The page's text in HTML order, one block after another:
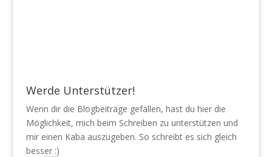
Werde Unterstützer!
Wenn dir die Blogbeiträge gefallen, hast du hier die
Möglichkeit, mich beim Schreiben zu unterstützen und
mir einen Kaba auszugeben. So schreibt es sich gleich
besser :)